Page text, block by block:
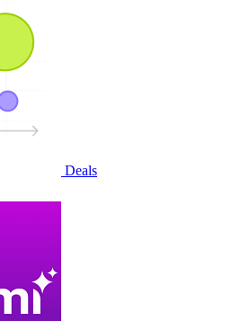
Deals